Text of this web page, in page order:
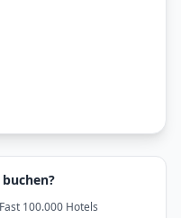
Fast 100.000 Hotels